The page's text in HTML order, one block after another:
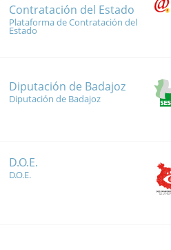
Contratación del Estado
Plataforma de Contratación del
Estado
Diputación de Badajoz
Diputación de Badajoz
D.O.E.
D.O.E.